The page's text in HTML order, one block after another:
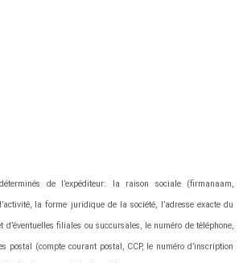
de l’expéditeur: la raison sociale (firmanaam,
la forme juridique de la société, l’adresse exacte du
filiales ou succursales, le numéro de téléphone,
postal (compte courant postal, CCP, le numéro d’inscription